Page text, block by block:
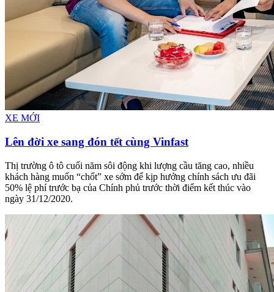
XE MỚI
Lên đời xe sang đón tết cùng Vinfast
Thị trường ô tô cuối năm sôi động khi lượng cầu tăng cao, nhiều
khách hàng muốn “chốt” xe sớm để kịp hưởng chính sách ưu đãi
50% lệ phí trước bạ của Chính phủ trước thời điểm kết thúc vào
ngày 31/12/2020.